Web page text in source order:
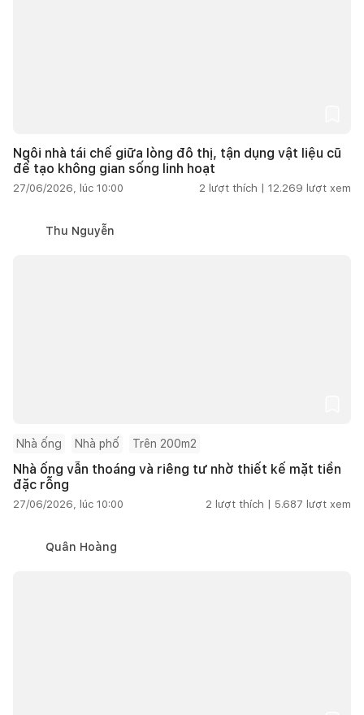
Ngôi nhà tái chế giữa lòng đô thị, tận dụng vật liệu cũ
để tạo không gian sống linh hoạt
27/06/2026, lúc 10:00 2 lượt thích | 12.269 lượt xem
Thu Nguyễn
Nhà ống Nhà phố Trên 200m2
Nhà ống vẫn thoáng và riêng tư nhờ thiết kế mặt tiền
đặc rỗng
27/06/2026, lúc 10:00 2 lượt thích | 5.687 lượt xem
Quân Hoàng